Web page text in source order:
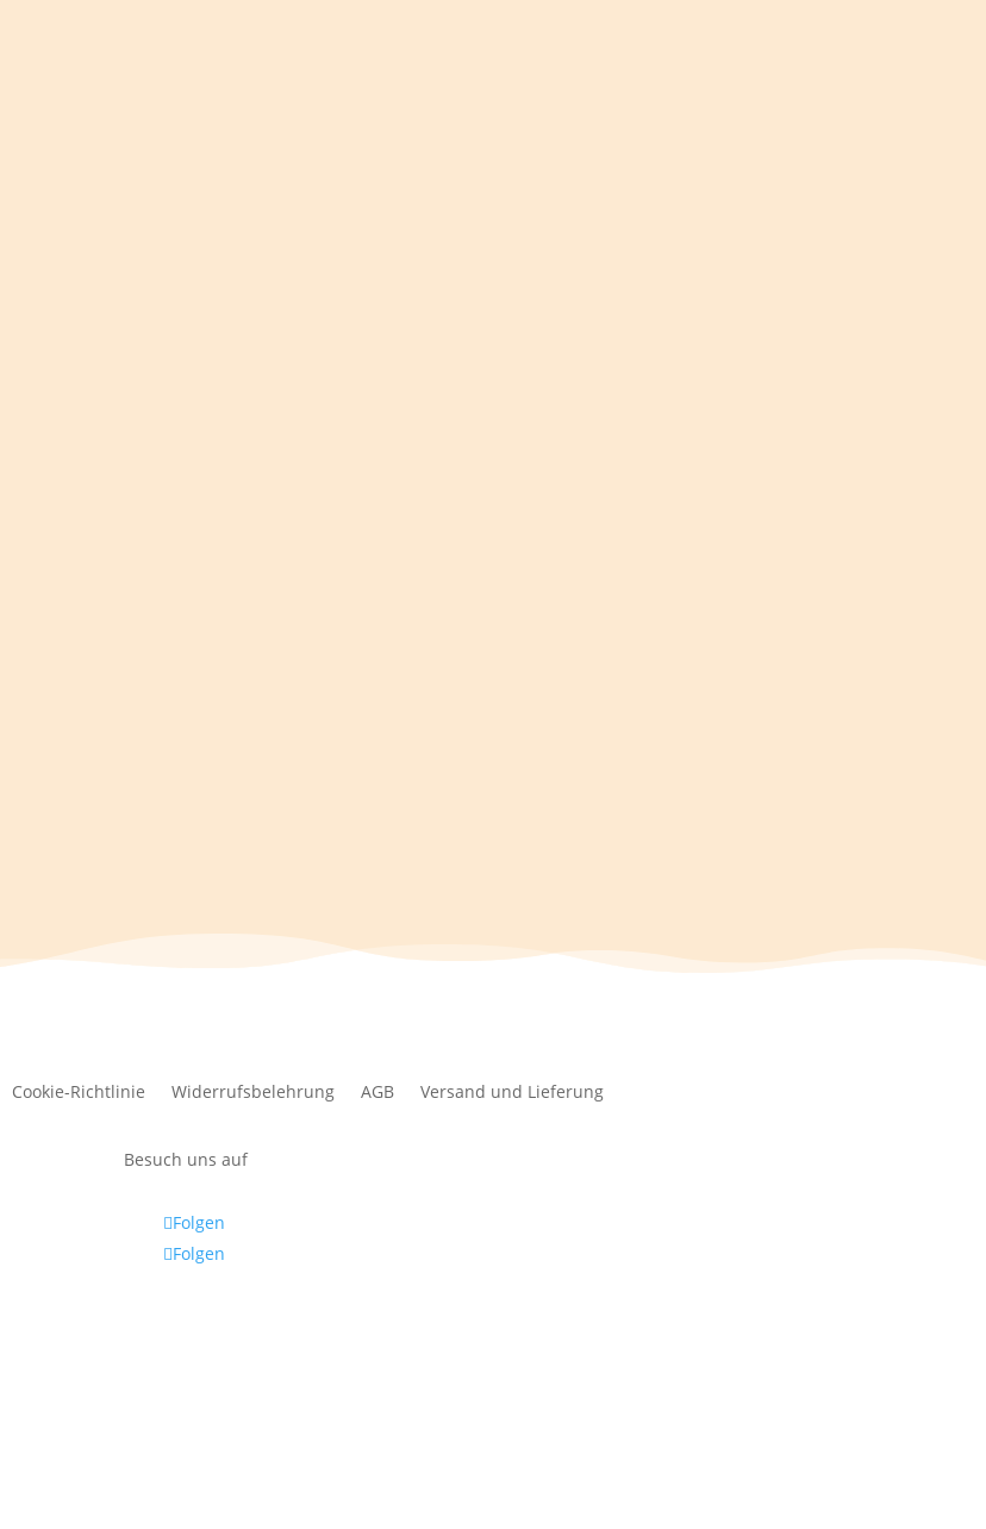
Cookie-Richtlinie Widerrufsbelehrung AGB Versand und Lieferung
Besuch uns auf
Folgen
Folgen